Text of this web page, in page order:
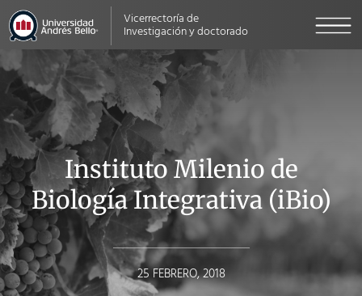
Vicerrectoría de
Investigación y doctorado
Instituto Milenio de
Biología Integrativa (iBio)
25 FEBRERO, 2018